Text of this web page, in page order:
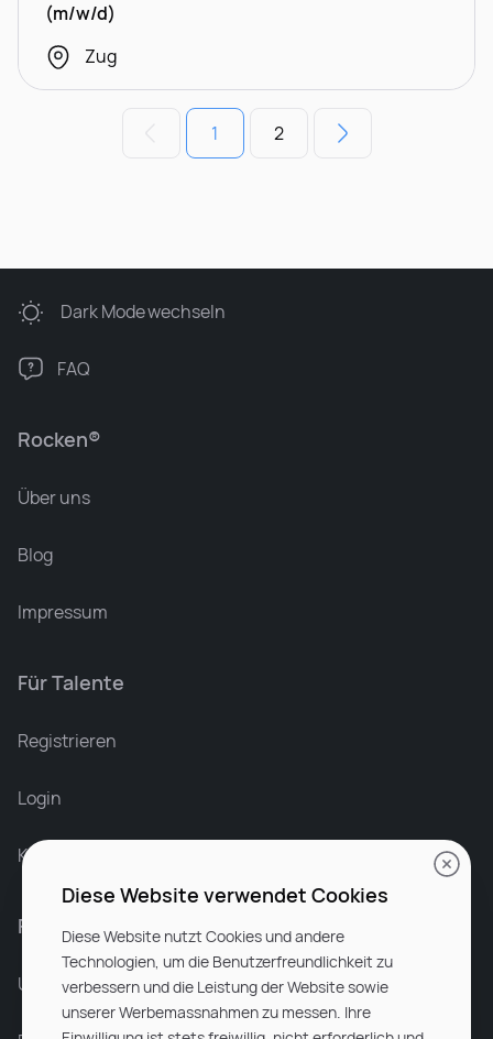
(m/w/d)
Zug
1 2
Rocken®
Über uns
Blog
Impressum
Für Talente
Registrieren
Login
Karriere bei Rocken
Für Unternehmen
Unsere Dienstleistungen
Dark Modewechseln
FAQ
Diese Website verwendet Cookies
Diese Website nutzt Cookies und andere
Technologien, um die Benutzerfreundlichkeit zu
verbessern und die Leistung der Website sowie
unserer Werbemassnahmen zu messen. Ihre